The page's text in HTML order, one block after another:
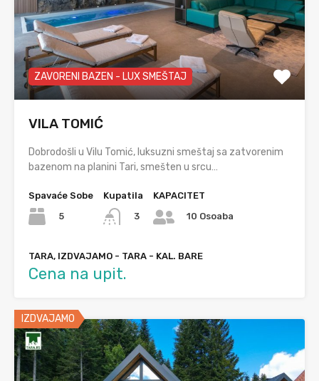
ZAVORENI BAZEN - LUX SMEŠTAJ
VILA TOMIĆ
Dobrodošli u Vilu Tomić, luksuzni smeštaj sa zatvorenim
bazenom na planini Tari, smešten u srcu…
Spavaće Sobe
5
Kupatila
3
KAPACITET
10 Osoaba
TARA, IZDVAJAMO - TARA - KAL. BARE
Cena na upit.
IZDVAJAMO